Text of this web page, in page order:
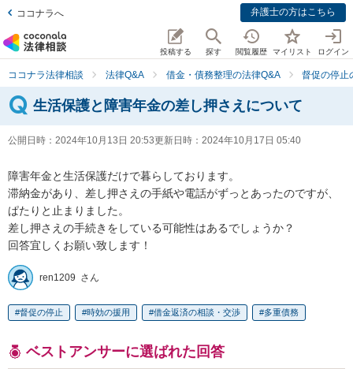
ココナラへ 弁護士の方はこちら
投稿する 探す 閲覧履歴 マイリスト ログイン
ココナラ法律相談 法律Q&A 借金・債務整理の法律Q&A 督促の停止
生活保護と障害年金の差し押さえについて
公開日時： 2024年10月13日 20:53更新日時： 2024年10月17日 05:40
障害年金と生活保護だけで暮らしております。
滞納金があり、差し押さえの手紙や電話がずっとあったのですが、
ぱたりと止まりました。
差し押さえの手続きをしている可能性はあるでしょうか？
回答宜しくお願い致します！
ren1209 さん
督促の停止 時効の援用 借金返済の相談・交渉 多重債務
ベストアンサーに選ばれた回答